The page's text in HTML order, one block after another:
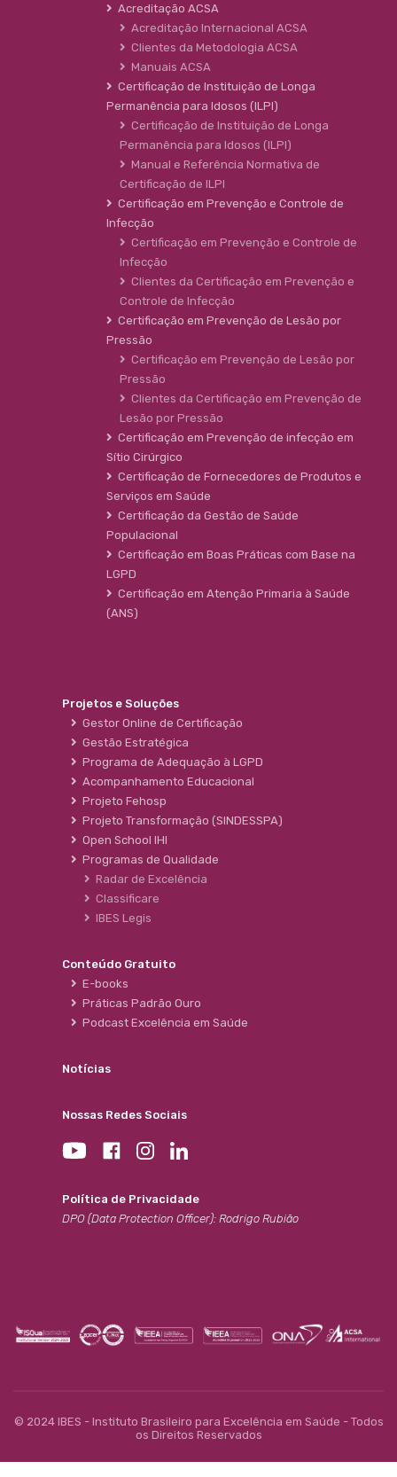
Acreditação ACSA
Acreditação Internacional ACSA
Clientes da Metodologia ACSA
Manuais ACSA
Certificação de Instituição de Longa
Permanência para Idosos (ILPI)
Certificação de Instituição de Longa
Permanência para Idosos (ILPI)
Manual e Referência Normativa de
Certificação de ILPI
Certificação em Prevenção e Controle de
Infecção
Certificação em Prevenção e Controle de
Infecção
Clientes da Certificação em Prevenção e
Controle de Infecção
Certificação em Prevenção de Lesão por
Pressão
Certificação em Prevenção de Lesão por
Pressão
Clientes da Certificação em Prevenção de
Lesão por Pressão
Certificação em Prevenção de infecção em
Sítio Cirúrgico
Certificação de Fornecedores de Produtos e
Serviços em Saúde
Certificação da Gestão de Saúde
Populacional
Certificação em Boas Práticas com Base na
LGPD
Certificação em Atenção Primaria à Saúde
(ANS)
Projetos e Soluções
Gestor Online de Certificação
Gestão Estratégica
Programa de Adequação à LGPD
Acompanhamento Educacional
Projeto Fehosp
Projeto Transformação (SINDESSPA)
Open School IHI
Programas de Qualidade
Radar de Excelência
Classificare
IBES Legis
Conteúdo Gratuito
E-books
Práticas Padrão Ouro
Podcast Excelência em Saúde
Notícias
Nossas Redes Sociais
Política de Privacidade
DPO (Data Protection Officer): Rodrigo Rubião
© 2024 IBES - Instituto Brasileiro para Excelência em Saúde - Todos
os Direitos Reservados